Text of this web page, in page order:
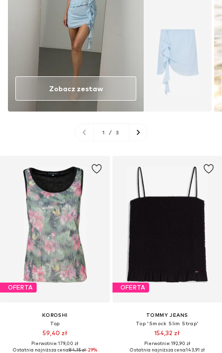
OFERTA
KOROSHI
Top
59,40 zł
Pierwotnie: 179,00 zł
Ostatnia najniższa cena:84,15 zł-29%
OFERTA
TOMMY JEANS
Top 'Smock Slim Strap'
154,32 zł
Pierwotnie: 192,90 zł
Ostatnia najniższa cena:143,91 zł
Zobacz zestaw
1 / 3